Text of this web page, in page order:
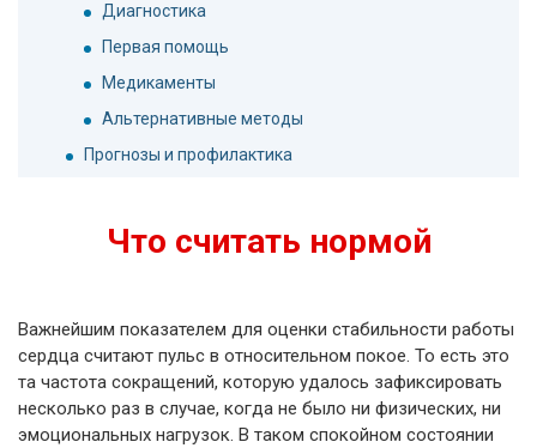
Диагностика
Первая помощь
Медикаменты
Альтернативные методы
Прогнозы и профилактика
Что считать нормой
Важнейшим показателем для оценки стабильности работы
сердца считают пульс в относительном покое. То есть это
та частота сокращений, которую удалось зафиксировать
несколько раз в случае, когда не было ни физических, ни
эмоциональных нагрузок. В таком спокойном состоянии